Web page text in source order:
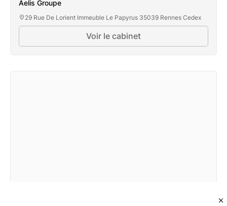
Aelis Groupe
29 Rue De Lorient Immeuble Le Papyrus 35039 Rennes Cedex
Voir le cabinet